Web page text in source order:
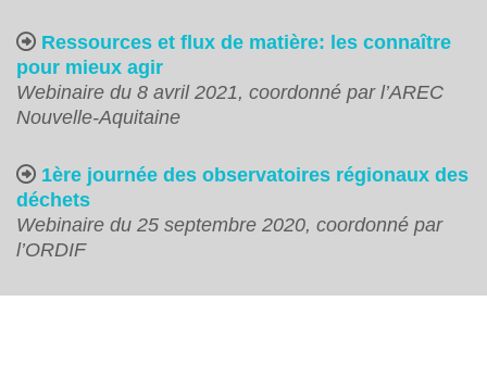
Ressources et flux de matière: les connaître
pour mieux agir
Webinaire du 8 avril 2021, coordonné par l’AREC
Nouvelle-Aquitaine
1ère journée des observatoires régionaux des
déchets
Webinaire du 25 septembre 2020, coordonné par
l’ORDIF